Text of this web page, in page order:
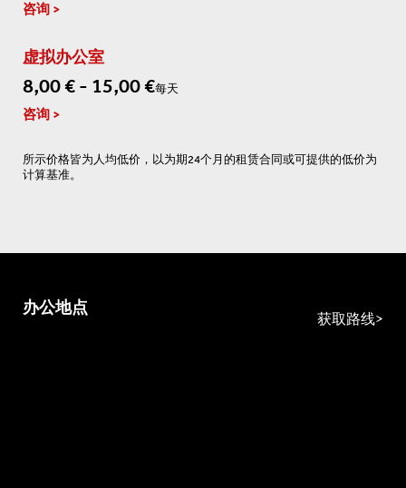
咨询
虚拟办公室
8,00 € - 15,00 €每天
咨询
所示价格皆为人均低价，以为期24个月的租赁合同或可提供的低价为
计算基准。
办公地点
获取路线